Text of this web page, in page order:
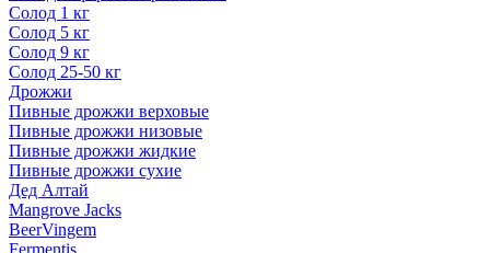
Солод 1 кг
Солод 5 кг
Солод 9 кг
Солод 25-50 кг
Дрожжи
Пивные дрожжи верховые
Пивные дрожжи низовые
Пивные дрожжи жидкие
Пивные дрожжи сухие
Дед Алтай
Mangrove Jacks
BeerVingem
Fermentis